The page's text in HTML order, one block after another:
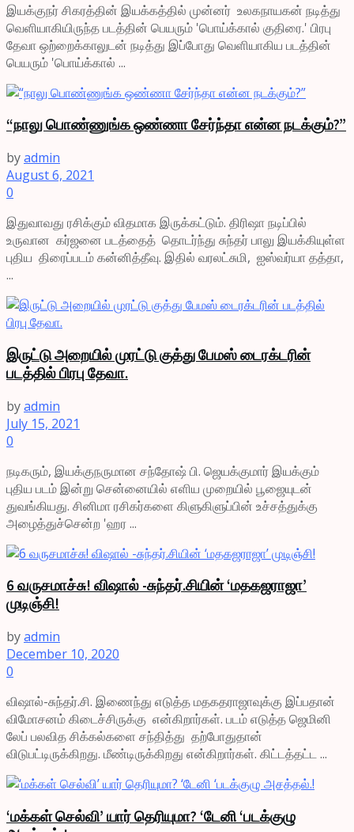
இயக்குநர் சிகரத்தின் இயக்கத்தில் முன்னர் உலகநாயகன் நடித்து
வெளியாகியிருந்த படத்தின் பெயரும் 'பொய்க்கால் குதிரை.' பிரபு
தேவா ஒற்றைக்காலுடன் நடித்து இப்போது வெளியாகிய படத்தின்
பெயரும் 'பொய்க்கால் ...
“நாலு பொண்ணுங்க ஒண்ணா சேர்ந்தா என்ன நடக்கும்?”
byadmin
August 6, 2021
0
இதுவாவது ரசிக்கும் விதமாக இருக்கட்டும். திரிஷா நடிப்பில்
உருவான கர்ஜனை படத்தைத் தொடர்ந்து சுந்தர் பாலு இயக்கியுள்ள
புதிய திரைப்படம் கன்னித்தீவு. இதில் வரலட்சுமி, ஐஸ்வர்யா தத்தா,
...
இருட்டு அறையில் முரட்டு குத்து பேமஸ் டைரக்டரின்
படத்தில் பிரபு தேவா.
byadmin
July 15, 2021
0
நடிகரும், இயக்குநருமான சந்தோஷ் பி. ஜெயக்குமார் இயக்கும்
புதிய படம் இன்று சென்னையில் எளிய முறையில் பூஜையுடன்
துவங்கியது. சினிமா ரசிகர்களை கிளுகிளுப்பின் உச்சத்துக்கு
அழைத்துச்சென்ற 'ஹர ...
6 வருசமாச்சு! விஷால் -சுந்தர்.சியின் ‘மதகஜராஜா’
முடிஞ்சி!
byadmin
December 10, 2020
0
விஷால்-சுந்தர்.சி. இணைந்து எடுத்த மதகதராஜாவுக்கு இப்பதான்
விமோசனம் கிடைச்சிருக்கு என்கிறார்கள். படம் எடுத்த ஜெமினி
லேப் பலவித சிக்கல்களை சந்தித்து தற்போதுதான்
விடுபட்டிருக்கிறது. மீண்டிருக்கிறது என்கிறார்கள். கிட்டத்தட்ட ...
‘மக்கள் செல்வி’ யார் தெரியுமா? ‘டேனி ‘படக்குழு